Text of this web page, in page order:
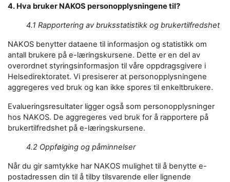
4. Hva bruker NAKOS personopplysningene til?
4.1 Rapportering av bruksstatistikk og brukertilfredshet
NAKOS benytter dataene til informasjon og statistikk om
antall brukere på e-læringskursene. Dette er en del av
overordnet styringsinformasjon til våre oppdragsgivere i
Helsedirektoratet. Vi presiserer at personopplysningene
aggregeres ved bruk og kan ikke spores til enkeltbrukere.
Evalueringsresultater ligger også som personopplysninger
hos NAKOS. De aggregeres ved bruk for å rapportere på
brukertilfredshet på e-læringskursene.
4.2 Oppfølging og påminnelser
Når du gir samtykke har NAKOS mulighet til å benytte e-
postadressen din til å tilby tilsvarende eller lignende